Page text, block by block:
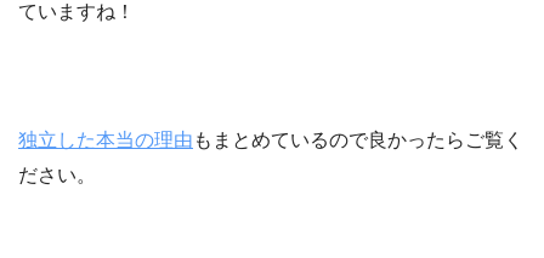
ていますね！
独立した本当の理由 もまとめているので良かったらご覧く
ださい。